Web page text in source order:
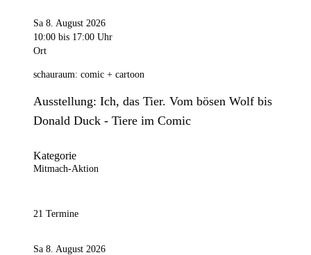
Sa 8. August 2026
10:00 bis 17:00 Uhr
Ort
schauraum: comic + cartoon
Ausstellung: Ich, das Tier. Vom bösen Wolf bis
Donald Duck - Tiere im Comic
Kategorie
Mitmach-Aktion
21 Termine
Sa 8. August 2026